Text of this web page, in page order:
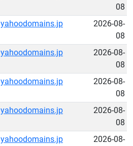
08
yahoodomains.jp
2026-08-
08
yahoodomains.jp
2026-08-
08
yahoodomains.jp
2026-08-
08
yahoodomains.jp
2026-08-
08
yahoodomains.jp
2026-08-